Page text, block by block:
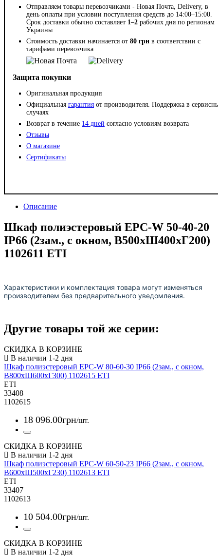
Отправляем товары перевозчиками - Новая Почта, Delivery, в
день оплаты при условии поступления средств до 14:00–15:00.
Срок доставки обычно составляет 1–2 рабочих дня по регионам
Украины
Стоимость доставки начинается от 80 грн в соответствии с
тарифами перевозчика
Защита покупки
Оригинальная продукция
Официальная гарантия от производителя. Поддержка в
случаях
Возврат в течение 14 дней согласно условиям возврата
Отзывы
О магазине
Сертификаты
Описание
Шкаф полиэстеровый EPC-W 50-40-20
IP66 (2зам., с окном, В500xШ400xГ200)
1102611 ETI
Характеристики и комплектация товара могут изменяться
производителем без предварительного уведомления.
Другие товары той же серии:
СКИДКА В КОРЗИНЕ
Шкаф полиэстеровый EPC-W 80-60-30 IP66 (2зам., с окном,
В800xШ600xГ300) 1102615 ETI
ETI
33408
1102615
18 096.00грн/шт.
СКИДКА В КОРЗИНЕ
Шкаф полиэстеровый EPC-W 60-50-23 IP66 (2зам., с окном,
В600xШ500xГ230) 1102613 ETI
ETI
33407
1102613
10 504.00грн/шт.
СКИДКА В КОРЗИНЕ